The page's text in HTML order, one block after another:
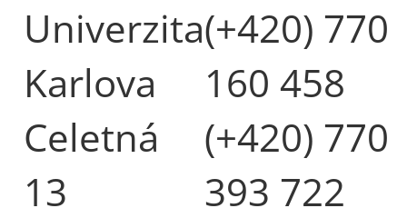
Univerzita
Karlova
Celetná
13
(+420) 770
160 458
(+420) 770
393 722